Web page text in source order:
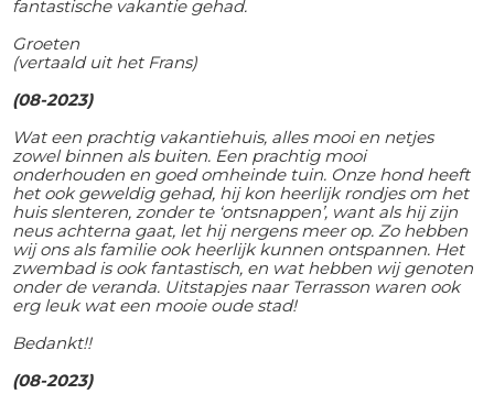
fantastische vakantie gehad.
Groeten
(vertaald uit het Frans)
(08-2023)
Wat een prachtig vakantiehuis, alles mooi en netjes
zowel binnen als buiten. Een prachtig mooi
onderhouden en goed omheinde tuin. Onze hond heeft
het ook geweldig gehad, hij kon heerlijk rondjes om het
huis slenteren, zonder te ‘ontsnappen’, want als hij zijn
neus achterna gaat, let hij nergens meer op. Zo hebben
wij ons als familie ook heerlijk kunnen ontspannen. Het
zwembad is ook fantastisch, en wat hebben wij genoten
onder de veranda. Uitstapjes naar Terrasson waren ook
erg leuk wat een mooie oude stad!
Bedankt!!
(08-2023)